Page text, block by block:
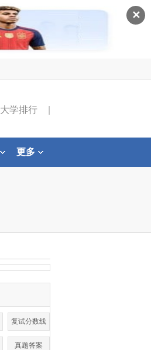
✕
大学排行
更多
复试分数线
真题答案